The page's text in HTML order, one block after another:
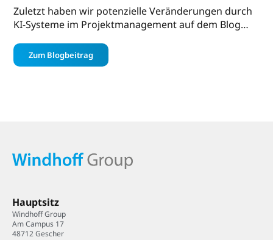
Zuletzt haben wir potenzielle Veränderungen durch
KI-Systeme im Projektmanagement auf dem Blog…
Zum Blogbeitrag
Hauptsitz
Windhoff Group
Am Campus 17
48712 Gescher